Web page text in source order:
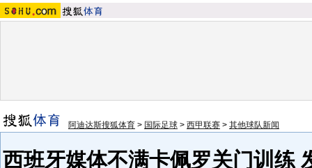
阿迪达斯搜狐体育 > 国际足球 > 西甲联赛 > 其他球队新闻
西班牙媒体不满卡佩罗关门训练